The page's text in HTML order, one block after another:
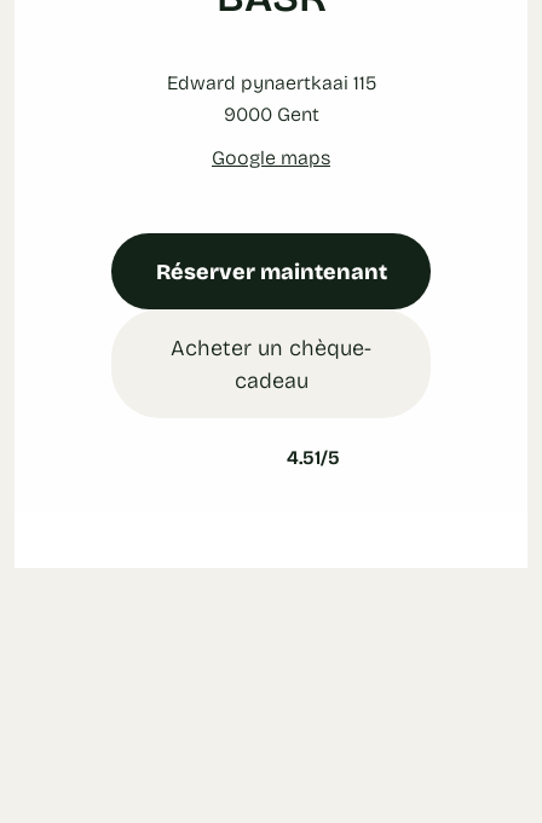
Edward pynaertkaai 115
9000 Gent
Google maps
Réserver maintenant
Acheter un chèque-
cadeau
4.51/5